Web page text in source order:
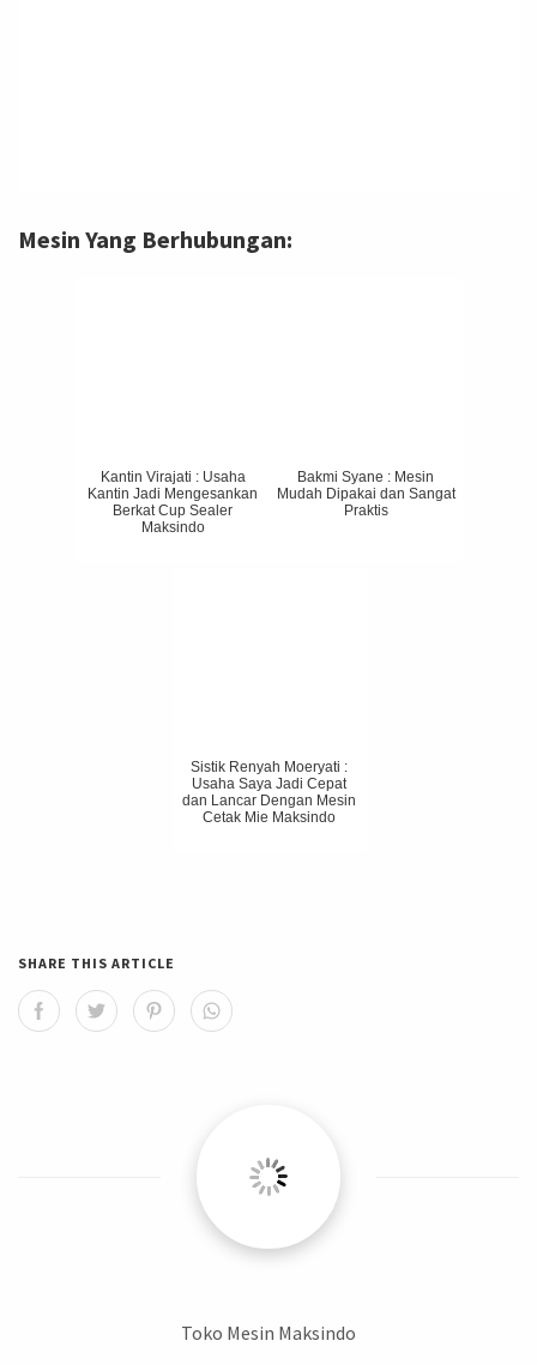
Mesin Yang Berhubungan:
Kantin Virajati : Usaha
Kantin Jadi Mengesankan
Berkat Cup Sealer
Maksindo
Bakmi Syane : Mesin
Mudah Dipakai dan Sangat
Praktis
Sistik Renyah Moeryati :
Usaha Saya Jadi Cepat
dan Lancar Dengan Mesin
Cetak Mie Maksindo
SHARE THIS ARTICLE
Toko Mesin Maksindo